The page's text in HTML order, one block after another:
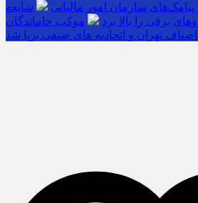
سازمان امور مالیاتی
شایعه
برقی را بالا برد
موکب جاماندگان
اصناف تهران و اتحادیه های صنفی برپا شد